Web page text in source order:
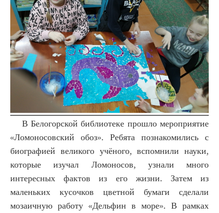
В Белогорской библиотеке прошло мероприятие
«Ломоносовский обоз». Ребята познакомились с
биографией великого учёного, вспомнили науки,
которые изучал Ломоносов, узнали много
интересных фактов из его жизни. Затем из
маленьких кусочков цветной бумаги сделали
мозаичную работу «Дельфин в море». В рамках